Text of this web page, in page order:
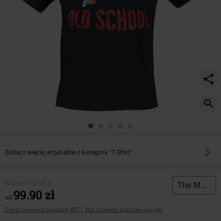
Zobacz więcej artykułów z kategorii "T-Shirt"
RCD od 119.99 zł
od 99.90 zł
Cena (zawiera podatek VAT), Nie zawiera kosztów wysyłki
The Muppets